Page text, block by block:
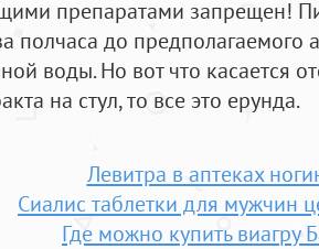
препаратами запрещен!
полчаса до предполагаемого
воды. Но вот что касается
на стул, то все это ерунда.
Левитра в аптеках
Сиалис таблетки для мужчин
Где можно купить виагру